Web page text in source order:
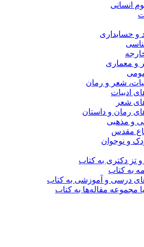
انسانی
و حسابداری
و معماری
شعر و رمان
ادبیات
شعر
رمان و داستان
و مذهبی
مقدس
و نوجوان
و تز دکتری به کتاب
به کتاب
درسی و آموزشی به کتاب
مجموعه مقاله‌ها به کتاب